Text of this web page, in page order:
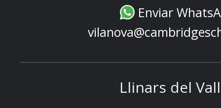
Enviar
Llinars del